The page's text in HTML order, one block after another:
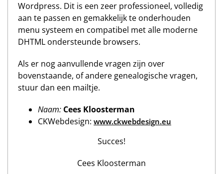
Wordpress. Dit is een zeer professioneel, volledig
aan te passen en gemakkelijk te onderhouden
menu systeem en compatibel met alle moderne
DHTML ondersteunde browsers.
Als er nog aanvullende vragen zijn over
bovenstaande, of andere genealogische vragen,
stuur dan een mailtje.
Naam: Cees Kloosterman
CKWebdesign: www.ckwebdesign.eu
Succes!
Cees Kloosterman